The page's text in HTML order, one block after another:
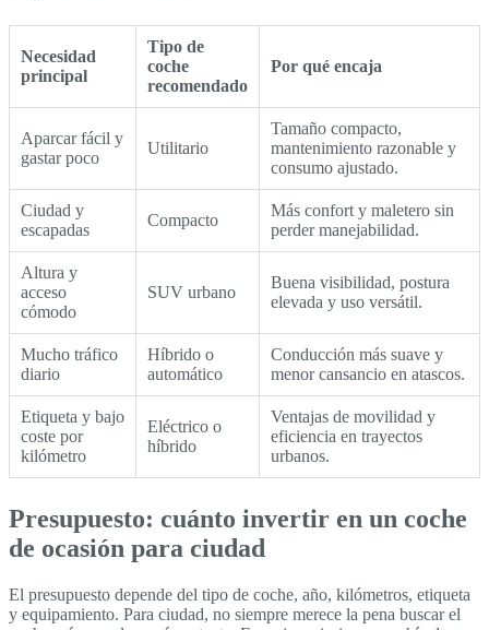
Necesidad
principal
Tipo de
coche
recomendado
Por qué encaja
Aparcar fácil y
gastar poco
Utilitario
Tamaño compacto,
mantenimiento razonable y
consumo ajustado.
Ciudad y
escapadas
Compacto
Más confort y maletero sin
perder manejabilidad.
Altura y
acceso
cómodo
SUV urbano
Buena visibilidad, postura
elevada y uso versátil.
Mucho tráfico
diario
Híbrido o
automático
Conducción más suave y
menor cansancio en atascos.
Etiqueta y bajo
coste por
kilómetro
Eléctrico o
híbrido
Ventajas de movilidad y
eficiencia en trayectos
urbanos.
Presupuesto: cuánto invertir en un coche
de ocasión para ciudad
El presupuesto depende del tipo de coche, año, kilómetros, etiqueta
y equipamiento. Para ciudad, no siempre merece la pena buscar el